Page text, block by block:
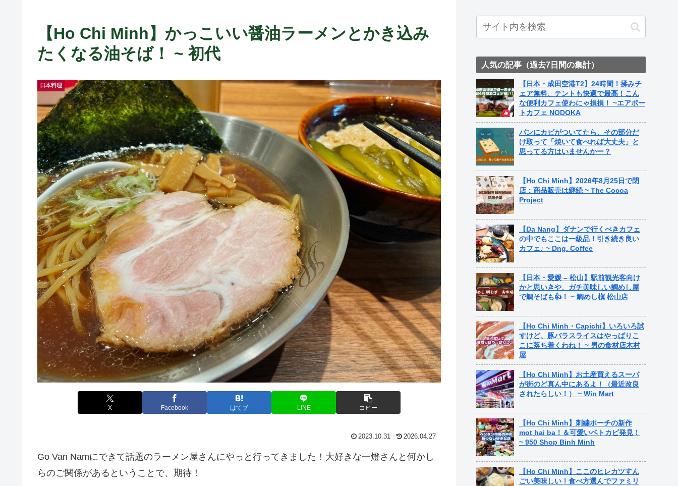
【Ho Chi Minh】かっこいい醤油ラーメンとかき込み
たくなる油そば！ ~ 初代
日本料理
X Facebook はてブ LINE コピー
2023.10.31 2026.04.27
Go Van Namにできて話題のラーメン屋さんにやっと行ってきました！大好きな一燈さんと何かし
らのご関係があるということで、期待！
人気の記事（過去7日間の集計）
【日本・成田空港T2】24時間！揉みチ
ェア無料、テントも快適で最高！こん
な便利カフェ使わにゃ損損！ ~エアポー
トカフェ NODOKA
パンにカビがついてたら、その部分だ
け取って「焼いて食べれば大丈夫」と
思ってる方はいませんかー？
【Ho Chi Minh】2026年8月25日で閉
店：商品販売は継続 ~ The Cocoa
Project
【Da Nang】ダナンで行くべきカフェ
の中でもここは一級品！引き続き良い
カフェ♪ ~ Dng. Coffee
【日本・愛媛 – 松山】駅前観光客向け
かと思いきや、ガチ美味しい鯛めし屋
で鯛そばも👍！ ~ 鯛めし槇 松山店
【Ho Chi Minh・Capichi】いろいろ試
すけど、豚バラスライスはやっぱりこ
こに落ち着くわね！ ~ 男の食材店木村
屋
【Ho Chi Minh】お土産買えるスーパ
が街のど真ん中にあるよ！（最近改良
されたらしい！） ~ Win Mart
【Ho Chi Minh】刺繍ポーチの新作
mot hai ba！＆可愛いベトカピ発見！
~ 950 Shop Binh Minh
【Ho Chi Minh】ここのヒレカツすん
ごい美味しい！食べ方選んでファミリ